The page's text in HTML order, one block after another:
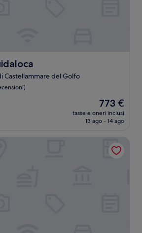
Castellammare del Golfo
Il
prezzo
attuale
773 €
773 €
tasse e oneri inclusi
13 ago - 14 ago